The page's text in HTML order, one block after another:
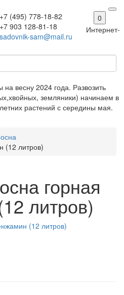
+7 (495) 778-18-82
+7 903 128-81-18
sadovnik-sam@mail.ru
0
Интернет-
весну 2024 года. Развозить
земляники) начинаем в
растений с середины мая.
(12 литров)
горная
литров)